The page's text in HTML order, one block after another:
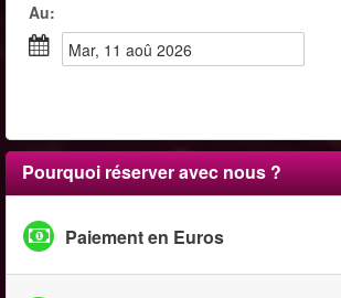
Au:
mar, 11 aoû 2026
Pourquoi réserver avec nous ?
Paiement en Euros